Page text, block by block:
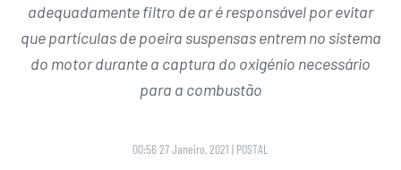
adequadamente filtro de ar é responsável por evitar
que partículas de poeira suspensas entrem no sistema
do motor durante a captura do oxigénio necessário
para a combustão
00:56 27 Janeiro, 2021 | POSTAL